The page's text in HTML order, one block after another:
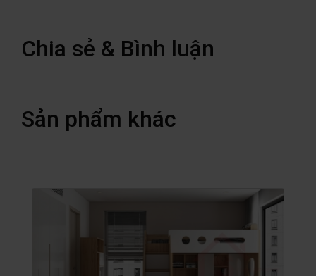
Chia sẻ & Bình luận
Sản phẩm khác